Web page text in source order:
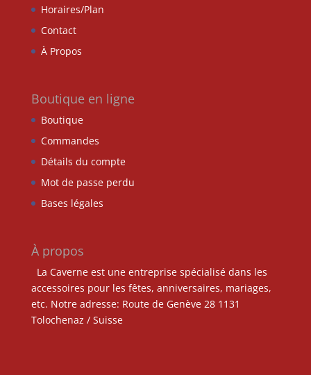
Horaires/Plan
Contact
À Propos
Boutique en ligne
Boutique
Commandes
Détails du compte
Mot de passe perdu
Bases légales
À propos
La Caverne est une entreprise spécialisé dans les
accessoires pour les fêtes, anniversaires, mariages,
etc. Notre adresse: Route de Genève 28 1131
Tolochenaz / Suisse